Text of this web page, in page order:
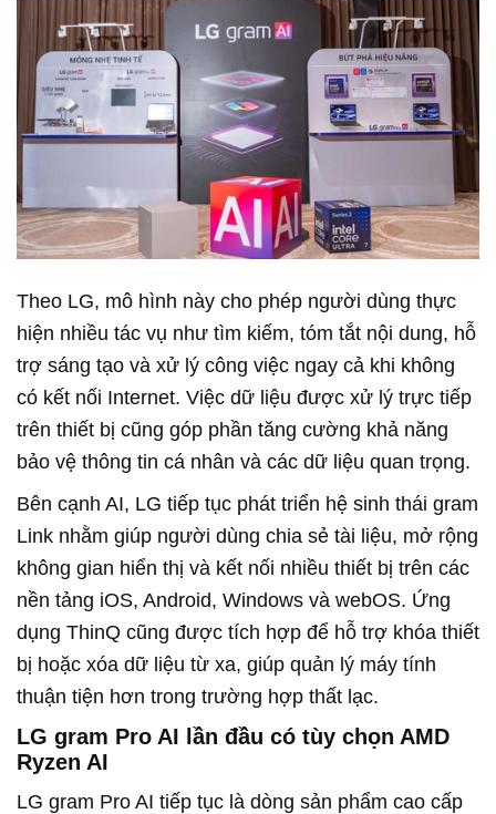
Theo LG, mô hình này cho phép người dùng thực
hiện nhiều tác vụ như tìm kiếm, tóm tắt nội dung, hỗ
trợ sáng tạo và xử lý công việc ngay cả khi không
có kết nối Internet. Việc dữ liệu được xử lý trực tiếp
trên thiết bị cũng góp phần tăng cường khả năng
bảo vệ thông tin cá nhân và các dữ liệu quan trọng.
Bên cạnh AI, LG tiếp tục phát triển hệ sinh thái gram
Link nhằm giúp người dùng chia sẻ tài liệu, mở rộng
không gian hiển thị và kết nối nhiều thiết bị trên các
nền tảng iOS, Android, Windows và webOS. Ứng
dụng ThinQ cũng được tích hợp để hỗ trợ khóa thiết
bị hoặc xóa dữ liệu từ xa, giúp quản lý máy tính
thuận tiện hơn trong trường hợp thất lạc.
LG gram Pro AI lần đầu có tùy chọn AMD
Ryzen AI
LG gram Pro AI tiếp tục là dòng sản phẩm cao cấp